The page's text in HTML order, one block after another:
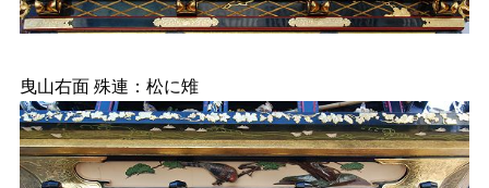
曳山右面 殊連：松に雉